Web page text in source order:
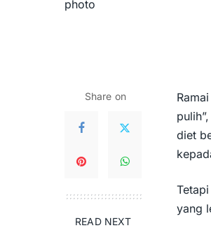
Share on
READ NEXT
diet
yang